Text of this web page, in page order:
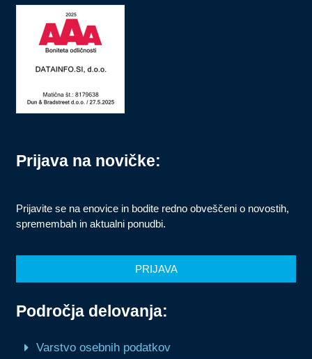
Področja delovanja:
Varstvo osebnih podatkov
Prijava na novičke:
Prijavite se na enovice in bodite redno obveščeni o novostih,
spremembah in aktualni ponudbi.
PRIJAVA